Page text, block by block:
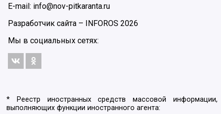
E-mail: info@nov-pitkaranta.ru
Разработчик сайта –
INFOROS 2026
Мы в социальных сетях:
* Реестр иностранных средств массовой информации,
выполняющих функции иностранного агента: